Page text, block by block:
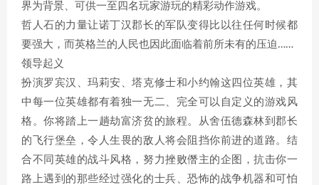
界为背景、可供一至四名玩家游玩的精彩动作游戏。
哲人石的力量让诺丁汉郡长的军队变得比以往任何时候都
要强大，而英格兰的人民也因此面临着前所未有的压迫……
领导起义
扮演罗宾汉、玛莉安、塔克修士和小约翰这四位英雄，其
中每一位英雄都有着独一无二、完全可以自定义的游戏风
格。你将踏上一趟劫富济贫的旅程。从舍伍德森林到郡长
的飞行堡垒，令人生畏的敌人将会阻挡你前进的道路。结
合不同英雄的战斗风格，努力挫败僭主的企图，抗击你一
路上遇到的那些经过强化的士兵、恐怖的战争机器和可怕